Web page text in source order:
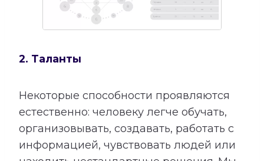
2. Таланты
Некоторые способности проявляются
естественно: человеку легче обучать,
организовывать, создавать, работать с
информацией, чувствовать людей или